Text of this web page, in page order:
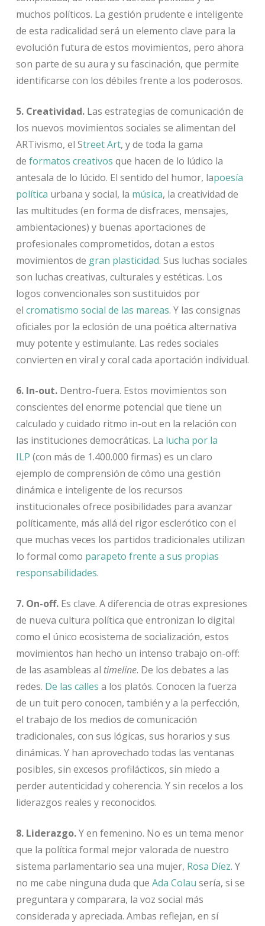
muchos políticos. La gestión prudente e inteligente
de esta radicalidad será un elemento clave para la
evolución futura de estos movimientos, pero ahora
son parte de su aura y su fascinación, que permite
identificarse con los débiles frente a los poderosos.
5. Creatividad.Las estrategias de comunicación de
los nuevos movimientos sociales se alimentan del
ARTivismo, el Street Art, y de toda la gama
de formatos creativos que hacen de lo lúdico la
antesala de lo lúcido. El sentido del humor, lapoesía
política urbana y social, la música, la creatividad de
las multitudes (en forma de disfraces, mensajes,
ambientaciones) y buenas aportaciones de
profesionales comprometidos, dotan a estos
movimientos de gran plasticidad. Sus luchas sociales
son luchas creativas, culturales y estéticas. Los
logos convencionales son sustituidos por
el cromatismo social de las mareas. Y las consignas
oficiales por la eclosión de una poética alternativa
muy potente y estimulante. Las redes sociales
convierten en viral y coral cada aportación individual.
6. In-out.Dentro-fuera. Estos movimientos son
conscientes del enorme potencial que tiene un
calculado y cuidado ritmo in-out en la relación con
las instituciones democráticas. La lucha por la
ILP (con más de 1.400.000 firmas) es un claro
ejemplo de comprensión de cómo una gestión
dinámica e inteligente de los recursos
institucionales ofrece posibilidades para avanzar
políticamente, más allá del rigor esclerótico con el
que muchas veces los partidos tradicionales utilizan
lo formal como parapeto frente a sus propias
responsabilidades.
7. On-off.Es clave. A diferencia de otras expresiones
de nueva cultura política que entronizan lo digital
como el único ecosistema de socialización, estos
movimientos han hecho un intenso trabajo on-off:
de las asambleas al timeline. De los debates a las
redes. De las calles a los platós. Conocen la fuerza
de un tuit pero conocen, también y a la perfección,
el trabajo de los medios de comunicación
tradicionales, con sus lógicas, sus horarios y sus
dinámicas. Y han aprovechado todas las ventanas
posibles, sin excesos profilácticos, sin miedo a
perder autenticidad y coherencia. Y sin recelos a los
liderazgos reales y reconocidos.
8. Liderazgo.Y en femenino. No es un tema menor
que la política formal mejor valorada de nuestro
sistema parlamentario sea una mujer, Rosa Díez. Y
no me cabe ninguna duda que Ada Colau sería, si se
preguntara y comparara, la voz social más
considerada y apreciada. Ambas reflejan, en sí